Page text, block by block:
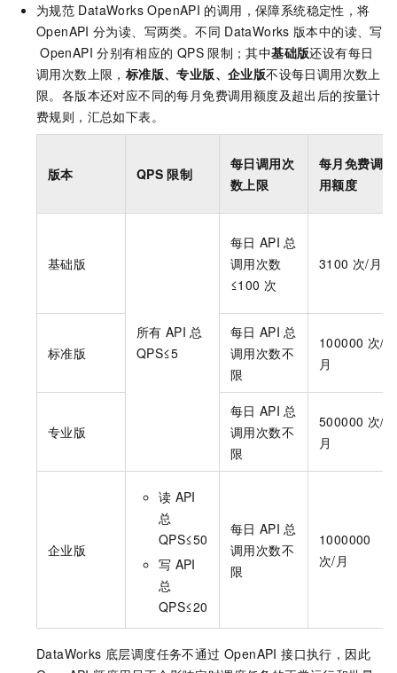
为规范 DataWorks OpenAPI 的调用，保障系统稳定性，将
OpenAPI 分为读、写两类。不同 DataWorks 版本中的读、写
OpenAPI 分别有相应的 QPS 限制；其中基础版还设有每日
调用次数上限， 标准版、专业版、企业版不设每日调用次数上
限。各版本还对应不同的每月免费调用额度及超出后的按量计
费规则，汇总如下表。
版本 QPS 限制
每日调用次
数上限
每月免费调
用额度
基础版
所有 API 总
QPS≤5
每日 API 总
调用次数
≤100 次
3100 次/月
标准版
每日 API 总
调用次数不
限
100000 次/
月
专业版
每日 API 总
调用次数不
限
500000 次/
月
企业版
读 API
总
QPS≤50
写 API
总
QPS≤20
每日 API 总
调用次数不
限
1000000
次/月
DataWorks 底层调度任务不通过 OpenAPI 接口执行，因此